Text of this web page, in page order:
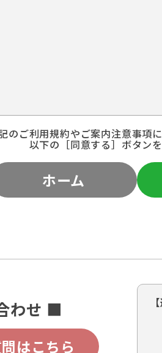
のご利用規約やご案内注意事項
以下の［同意する］ボタン
ホーム
わせ ■
はこちら